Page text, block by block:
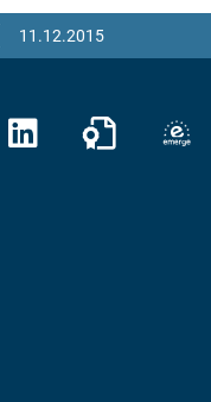
11.12.2015